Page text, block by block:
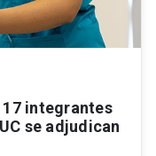
17 integrantes
se adjudican